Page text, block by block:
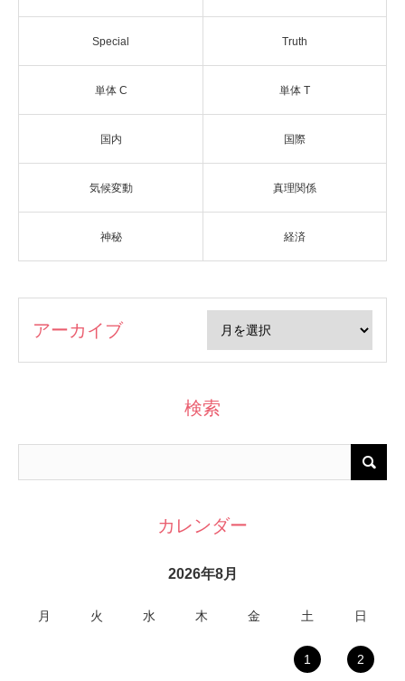
Special Truth
単体 C 単体 T
国内 国際
気候変動 真理関係
神秘 経済
アーカイブ
検索
カレンダー
2026年8月
月 火 水 木 金 土 日
1 2